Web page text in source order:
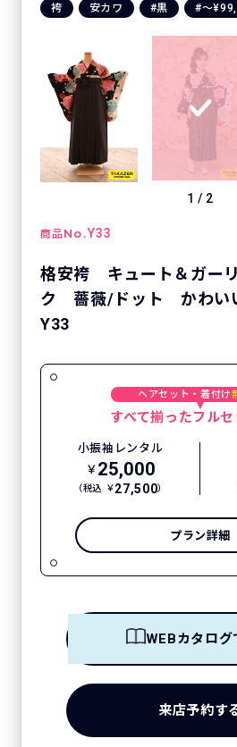
袴 安カワ #黒 #〜
1 / 2
商品No.Y33
格安袴 キュート＆ガー
ク 薔薇/ドット かわい
Y33
ヘアセット・着付け
すべて揃ったフル
小振袖レンタル
￥ 25,000
（税込 ￥27,500）
プラン詳細
WEBカタログ
来店予約す